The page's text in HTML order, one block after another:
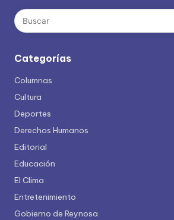
Categorías
Columnas
Cultura
Deportes
Derechos Humanos
Editorial
Educación
El Clima
Entretenimiento
Gobierno de Reynosa